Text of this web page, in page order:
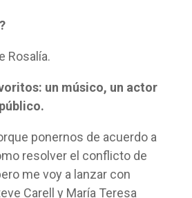
Rosalía.
un músico, un actor
ponernos de acuerdo a
resolver el conflicto de
me voy a lanzar con
Carell y María Teresa